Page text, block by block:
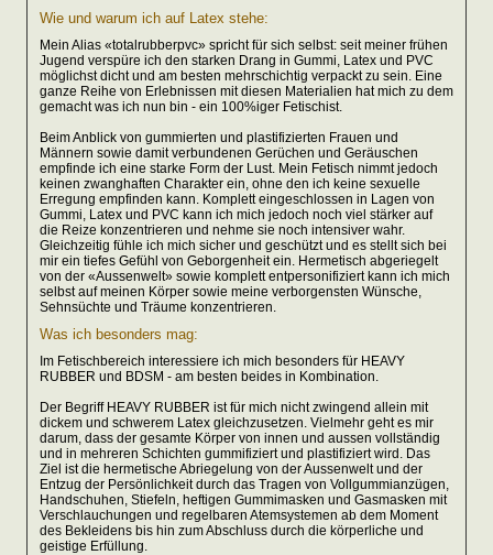
Wie und warum ich auf Latex stehe:
Mein Alias «totalrubberpvc» spricht für sich selbst: seit meiner frühen
Jugend verspüre ich den starken Drang in Gummi, Latex und PVC
möglichst dicht und am besten mehrschichtig verpackt zu sein. Eine
ganze Reihe von Erlebnissen mit diesen Materialien hat mich zu dem
gemacht was ich nun bin - ein 100%iger Fetischist.
Beim Anblick von gummierten und plastifizierten Frauen und
Männern sowie damit verbundenen Gerüchen und Geräuschen
empfinde ich eine starke Form der Lust. Mein Fetisch nimmt jedoch
keinen zwanghaften Charakter ein, ohne den ich keine sexuelle
Erregung empfinden kann. Komplett eingeschlossen in Lagen von
Gummi, Latex und PVC kann ich mich jedoch noch viel stärker auf
die Reize konzentrieren und nehme sie noch intensiver wahr.
Gleichzeitig fühle ich mich sicher und geschützt und es stellt sich bei
mir ein tiefes Gefühl von Geborgenheit ein. Hermetisch abgeriegelt
von der «Aussenwelt» sowie komplett entpersonifiziert kann ich mich
selbst auf meinen Körper sowie meine verborgensten Wünsche,
Sehnsüchte und Träume konzentrieren.
Was ich besonders mag:
Im Fetischbereich interessiere ich mich besonders für HEAVY
RUBBER und BDSM - am besten beides in Kombination.
Der Begriff HEAVY RUBBER ist für mich nicht zwingend allein mit
dickem und schwerem Latex gleichzusetzen. Vielmehr geht es mir
darum, dass der gesamte Körper von innen und aussen vollständig
und in mehreren Schichten gummifiziert und plastifiziert wird. Das
Ziel ist die hermetische Abriegelung von der Aussenwelt und der
Entzug der Persönlichkeit durch das Tragen von Vollgummianzügen,
Handschuhen, Stiefeln, heftigen Gummimasken und Gasmasken mit
Verschlauchungen und regelbaren Atemsystemen ab dem Moment
des Bekleidens bis hin zum Abschluss durch die körperliche und
geistige Erfüllung.